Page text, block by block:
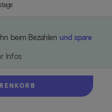
beim Bezahlen und spare
Infos